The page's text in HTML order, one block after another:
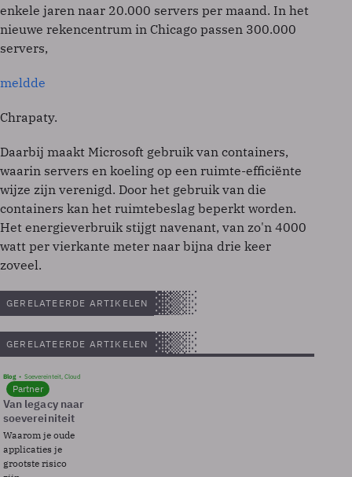
enkele jaren naar 20.000 servers per maand. In het
nieuwe rekencentrum in Chicago passen 300.000
servers,
meldde
Chrapaty.
Daarbij maakt Microsoft gebruik van containers,
waarin servers en koeling op een ruimte-efficiënte
wijze zijn verenigd. Door het gebruik van die
containers kan het ruimtebeslag beperkt worden.
Het energieverbruik stijgt navenant, van zo'n 4000
watt per vierkante meter naar bijna drie keer
zoveel.
GERELATEERDE ARTIKELEN
GERELATEERDE ARTIKELEN
Blog Soevereinteit, Cloud
Partner
Van legacy naar
soevereiniteit
Waarom je oude
applicaties je
grootste risico